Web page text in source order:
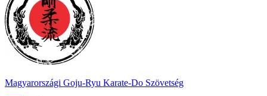
Magyarországi Goju-Ryu Karate-Do Szövetség